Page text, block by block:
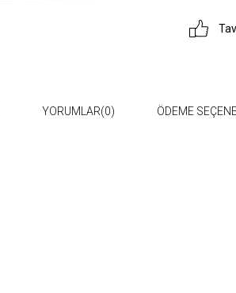
YORUMLAR(0) ÖDEME